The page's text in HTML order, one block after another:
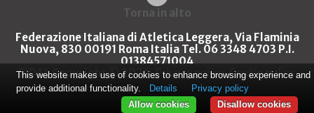
Torna in alto
Federazione Italiana di Atletica Leggera, Via Flaminia
Nuova, 830 00191 Roma Italia Tel. 06 3348 4703 P.I.
01384571004
FIDAL Copyright © 2026 Privacy policy Cookie policy
This website makes use of cookies to enhance browsing experience and
provide additional functionality.
Details
Privacy policy
Disallow cookies
Allow cookies